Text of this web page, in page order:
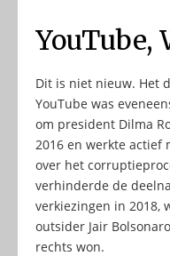
YouTube,
Dit is niet nieuw. Het
YouTube was
om president Dilma
2016 en werkte actief
over het
verhinderde de
verkiezingen in 2018,
outsider Jair
rechts won.